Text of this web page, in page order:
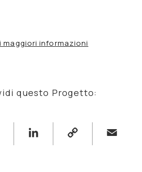
maggiori informazioni
questo Progetto:
LinkedIn
Link